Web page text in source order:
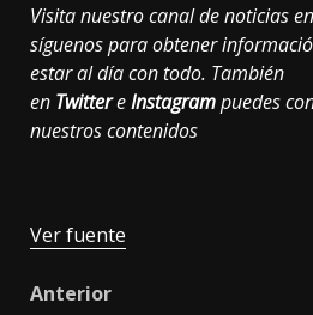
Visita nuestro canal de noticias en
síguenos para obtener
estar al día con todo. También
en TwittereInstagrampuedes
nuestros contenidos
Ver fuente
Post
Anterior